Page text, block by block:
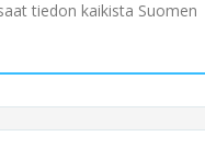
tiedon kaikista Suomen